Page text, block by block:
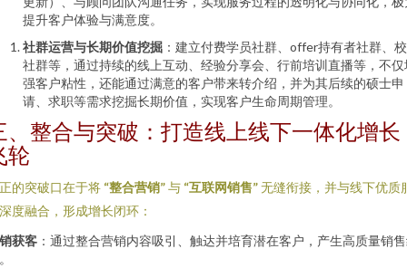
提升客户体验与满意度。
社群运营与长期价值挖掘 ：建立付费学员社群、offer持有者社群、
社群等，通过持续的线上互动、经验分享会、行前培训直播等，不仅
强客户粘性，还能通过满意的客户带来转介绍，并为其后续的硕士申
请、求职等需求挖掘长期价值，实现客户生命周期管理。
、整合与突破：打造线上线下一体化增长
轮
的突破口在于将 “整合营销”与 “互联网销售”无缝衔接，并与线下优质
度融合，形成增长闭环：
获客 ：通过整合营销内容吸引、触达并培育潜在客户，产生高质量销